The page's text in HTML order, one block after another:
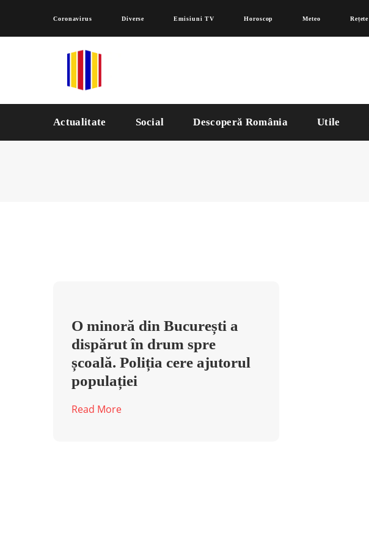
Coronavirus Diverse Emisiuni TV Horoscop Meteo Rețete
Actualitate Social Descoperă România Utile
O minoră din București a
dispărut în drum spre
școală. Poliția cere ajutorul
populației
Read More